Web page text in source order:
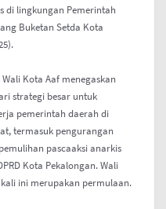
di lingkungan Pemerintah
Buketan Setda Kota
Kota Aaf menegaskan
strategi besar untuk
pemerintah daerah di
termasuk pengurangan
pascaaksi anarkis
Kota Pekalongan. Wali
ini merupakan permulaan.